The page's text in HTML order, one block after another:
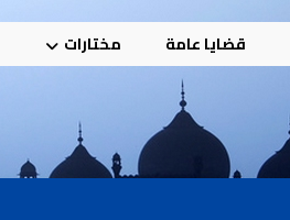
قضايا عامة مختارات